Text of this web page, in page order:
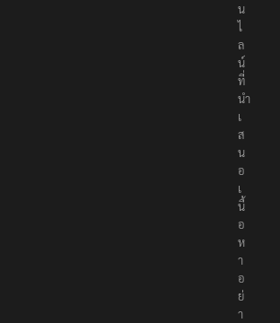
น
ไ
ล
น์
ที่
นำ
เ
ส
น
อ
เ
นื้
อ
ห
า
อ
ย่
า